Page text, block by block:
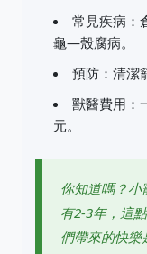
常見疾病
龜—殼腐病。
預防：清潔
獸醫費用：
元。
你知道嗎？小
有2-3年，這
們帶來的快樂